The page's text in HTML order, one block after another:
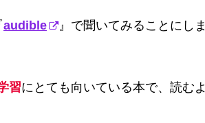
audible
』で聞いてみることにしま
習にとても向いている本で、読むよ